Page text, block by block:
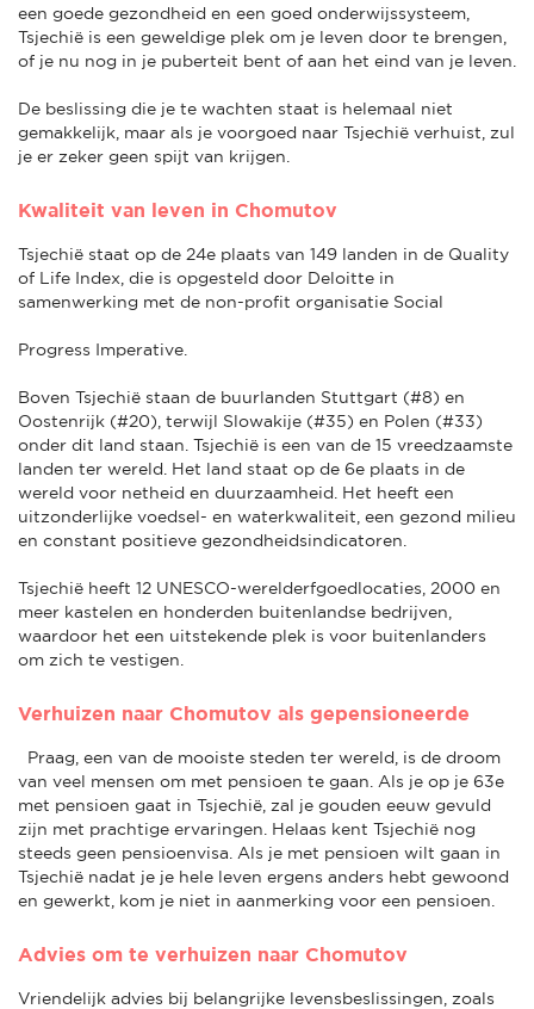
een goede gezondheid en een goed onderwijssysteem,
Tsjechië is een geweldige plek om je leven door te brengen,
of je nu nog in je puberteit bent of aan het eind van je leven.
De beslissing die je te wachten staat is helemaal niet
gemakkelijk, maar als je voorgoed naar Tsjechië verhuist, zul
je er zeker geen spijt van krijgen.
Kwaliteit van leven in Chomutov
Tsjechië staat op de 24e plaats van 149 landen in de Quality
of Life Index, die is opgesteld door Deloitte in
samenwerking met de non-profit organisatie Social
Progress Imperative.
Boven Tsjechië staan de buurlanden Stuttgart (#8) en
Oostenrijk (#20), terwijl Slowakije (#35) en Polen (#33)
onder dit land staan. Tsjechië is een van de 15 vreedzaamste
landen ter wereld. Het land staat op de 6e plaats in de
wereld voor netheid en duurzaamheid. Het heeft een
uitzonderlijke voedsel- en waterkwaliteit, een gezond milieu
en constant positieve gezondheidsindicatoren.
Tsjechië heeft 12 UNESCO-werelderfgoedlocaties, 2000 en
meer kastelen en honderden buitenlandse bedrijven,
waardoor het een uitstekende plek is voor buitenlanders
om zich te vestigen.
Verhuizen naar Chomutov als gepensioneerde
Praag, een van de mooiste steden ter wereld, is de droom
van veel mensen om met pensioen te gaan. Als je op je 63e
met pensioen gaat in Tsjechië, zal je gouden eeuw gevuld
zijn met prachtige ervaringen. Helaas kent Tsjechië nog
steeds geen pensioenvisa. Als je met pensioen wilt gaan in
Tsjechië nadat je je hele leven ergens anders hebt gewoond
en gewerkt, kom je niet in aanmerking voor een pensioen.
Advies om te verhuizen naar Chomutov
Vriendelijk advies bij belangrijke levensbeslissingen, zoals